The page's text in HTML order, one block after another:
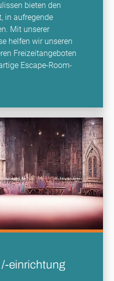
bieten den
in aufregende
Mit unserer
helfen wir unseren
Freizeitangeboten
Escape-Room-
einrichtung